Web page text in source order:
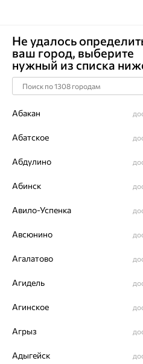
Главная Каталог Браслеты
Браслет, золото,
157-09-00
Артикул:
Не удалось
ваш город, выберите
нужный из списка
Абакан
Абатское
Абдулино
Абинск
Авило-Успенка
Авсюнино
Агалатово
Агидель
Агинское
Агрыз
Адыгейск